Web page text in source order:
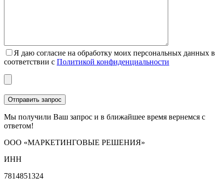
Я даю согласие на обработку моих персональных данных в
соответствии с Политикой конфиденциальности
Мы получили Ваш запрос и в ближайшее время вернемся с
ответом!
ООО «МАРКЕТИНГОВЫЕ РЕШЕНИЯ»
ИНН
7814851324